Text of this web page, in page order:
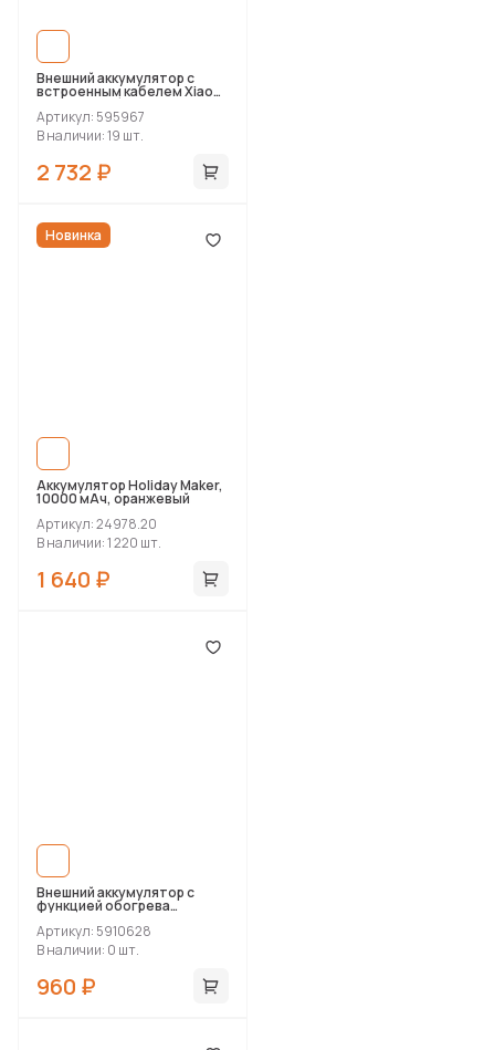
Внешний аккумулятор с
встроенным кабелем Xiaomi
Power Bank (Integrated
Cable), 20000 мАч
Артикул: 595967
В наличии: 19 шт.
2 732 ₽
Новинка
Аккумулятор Holiday Maker,
10000 мАч, оранжевый
Артикул: 24978.20
В наличии: 1 220 шт.
1 640 ₽
Внешний аккумулятор с
функцией обогрева
«Handy», 4400 mAh
Артикул: 5910628
В наличии: 0 шт.
960 ₽